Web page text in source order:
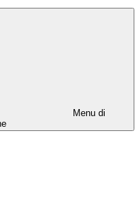
Menu di